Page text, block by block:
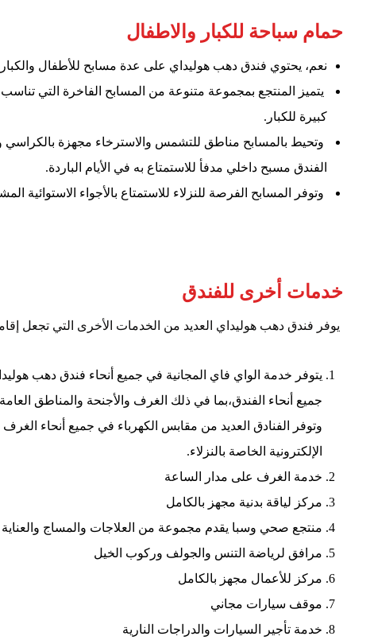
حمام سباحة للكبار والاطفال
نعم، يحتوي فندق دهب هوليداي على عدة مسابح للأطفال
يتميز المنتجع بمجموعة متنوعة من المسابح الفاخرة التي
كبيرة للكبار.
وتحيط بالمسابح مناطق للتشمس والاسترخاء مجهزة
الفندق مسبح داخلي مدفأ للاستمتاع به في الأيام الباردة.
وتوفر المسابح الفرصة للنزلاء للاستمتاع بالأجواء الاستوائية
خدمات أخرى للفندق
يوفر فندق دهب هوليداي العديد من الخدمات الأخرى التي تجعل
يتوفر خدمة الواي فاي المجانية في جميع أنحاء فندق دهب
جميع أنحاء الفندق،بما في ذلك الغرف والأجنحة والمناطق
وتوفر الفنادق العديد من مقابس الكهرباء في جميع أنحاء
الإلكترونية الخاصة بالنزلاء.
خدمة الغرف على مدار الساعة
مركز لياقة بدنية مجهز بالكامل
منتجع صحي وسبا يقدم مجموعة من العلاجات والمساج والعناية
مرافق لرياضة التنس والجولف وركوب الخيل
مركز للأعمال مجهز بالكامل
موقف سيارات مجاني
خدمة تأجير السيارات والدراجات النارية